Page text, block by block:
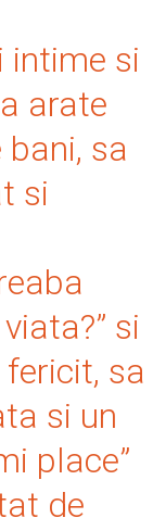
intime si
arate
sa
si
si
sa
si un
place”
de